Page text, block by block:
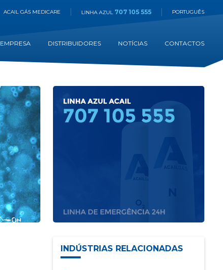
ACAIL GÁS MEDICARE LINHA AZUL 707 105 555 PORTUGUÊS
EMPRESA DISTRIBUIDORES NOTÍCIAS CONTACTOS
INDÚSTRIAS RELACIONADAS